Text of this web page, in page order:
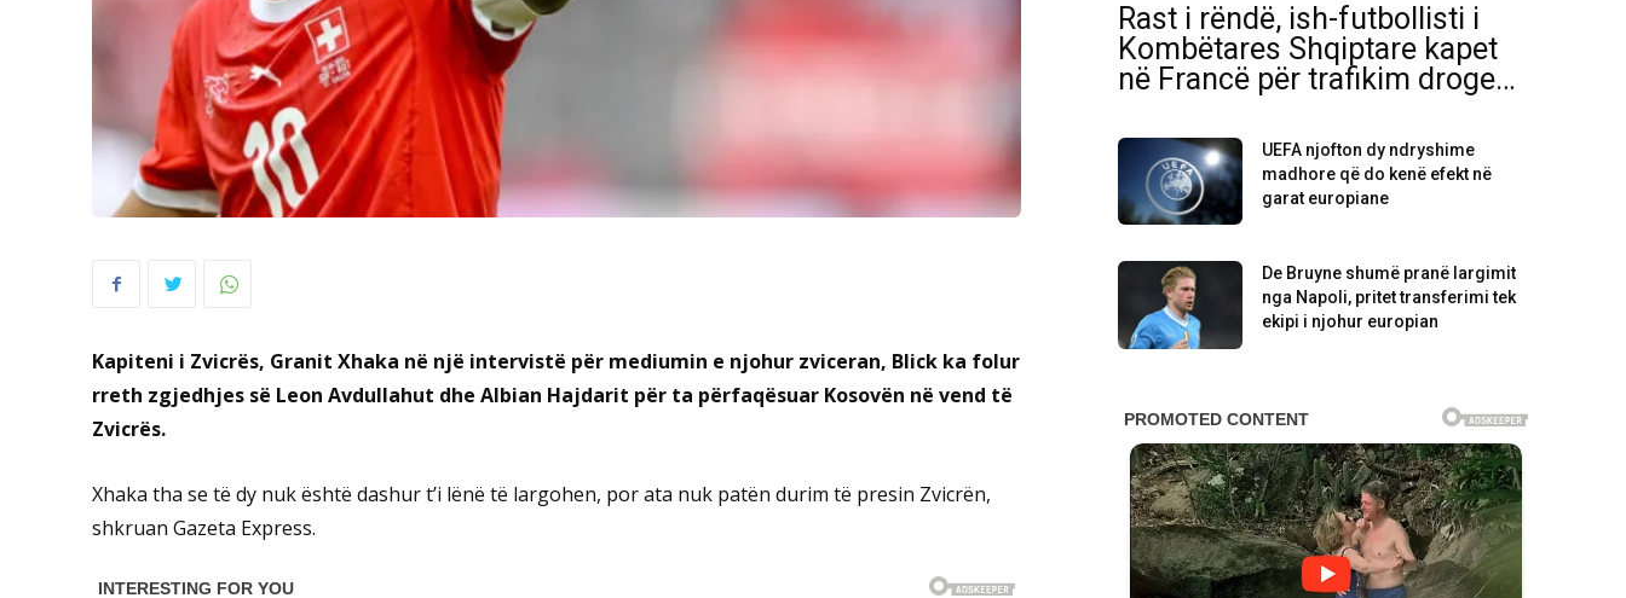
Kapiteni i Zvicrës, Granit Xhaka në një intervistë për mediumin e njohur zviceran, Blick ka folur
rreth zgjedhjes së Leon Avdullahut dhe Albian Hajdarit për ta përfaqësuar Kosovën në vend të
Zvicrës.
Xhaka tha se të dy nuk është dashur t’i lënë të largohen, por ata nuk patën durim të presin Zvicrën,
shkruan Gazeta Express.
Rast i rëndë, ish-futbollisti i
Kombëtares Shqiptare kapet
në Francë për trafikim droge…
UEFA njofton dy ndryshime
madhore që do kenë efekt në
garat europiane
De Bruyne shumë pranë largimit
nga Napoli, pritet transferimi tek
ekipi i njohur europian